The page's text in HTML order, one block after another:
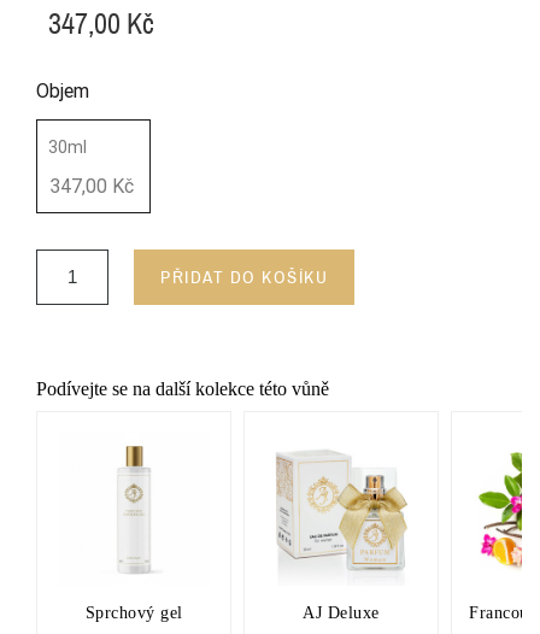
347,00 Kč
Objem
30ml
347,00 Kč
PŘIDAT DO KOŠÍKU
Podívejte se na další kolekce této vůně
Sprchový gel
AJ Deluxe